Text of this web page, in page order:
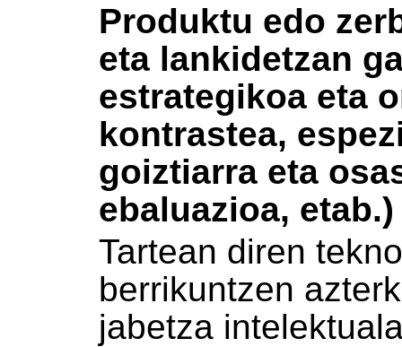
Produktu edo
eta lankidetzan
estrategikoa eta
kontrastea,
goiztiarra eta
ebaluazioa, etab.)
Tartean diren
berrikuntzen
jabetza